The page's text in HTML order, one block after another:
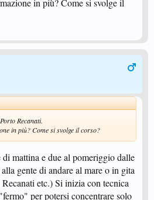
in più? Come si svolge il
Recanati.
in più? Come si svolge il corso?
mattina e due al pomeriggio dalle
gente di andare al mare o in gita
etc.) Si inizia con tecnica
per potersi concentrare solo